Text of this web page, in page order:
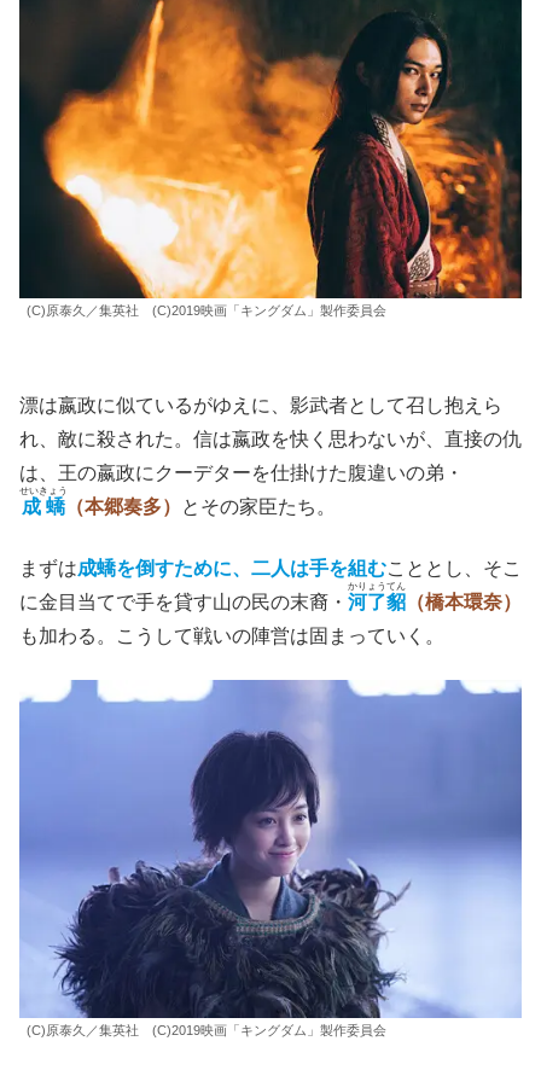
(C)原泰久／集英社 (C)2019映画「キングダム」製作委員会
漂は嬴政に似ているがゆえに、影武者として召し抱えら
れ、敵に殺された。信は嬴政を快く思わないが、直接の仇
は、王の嬴政にクーデターを仕掛けた腹違いの弟・
成蟜
せいきょう
（本郷奏多） とその家臣たち。
まずは成蟜を倒すために、二人は手を組むこととし、そこ
に金目当てで手を貸す山の民の末裔・ 河了貂
かりょうてん
（橋本環奈）
も加わる。こうして戦いの陣営は固まっていく。
(C)原泰久／集英社 (C)2019映画「キングダム」製作委員会